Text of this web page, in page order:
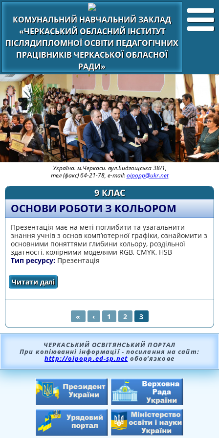
КОМУНАЛЬНИЙ НАВЧАЛЬНИЙ ЗАКЛАД
«ЧЕРКАСЬКИЙ ОБЛАСНИЙ ІНСТИТУТ
ПІСЛЯДИПЛОМНОЇ ОСВІТИ ПЕДАГОГІЧНИХ
ПРАЦІВНИКІВ ЧЕРКАСЬКОЇ ОБЛАСНОЇ
РАДИ»
Україна. м.Черкаси. вул.Бидгощська 38/1,
тел (факс) 64-21-78, e-mail:oipopp@ukr.net
9 КЛАС
ОСНОВИ РОБОТИ З КОЛЬОРОМ
Презентація має на меті поглибити та узагальнити
знання учнів з основ комп’ютерної графіки, ознайомити з
основними поняттями глибини кольору, роздільної
здатності, колірними моделями RGB, CMYK, HSB
Тип ресурсу: Презентація
Читати даліпро Основи роботи з кольором
СТОРІНКИ
« ‹ 1 2 3
ЧЕРКАСЬКИЙ ОСВІТЯНСЬКИЙ ПОРТАЛ
При копіюванні інформації - посилання на сайт:
http://oipopp.ed-sp.net обов’язкове